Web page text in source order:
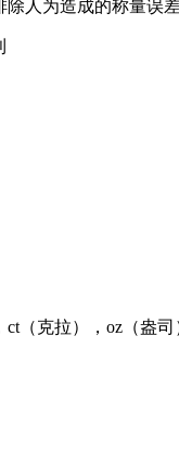
除人为造成的称量误
（克拉），oz（盎司